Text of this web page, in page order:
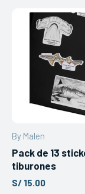
By Malen
Pack de 13
tiburones
S/ 15.00